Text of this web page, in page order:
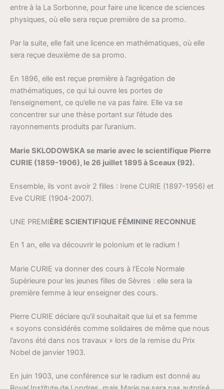
entre à la La Sorbonne, pour faire une licence de sciences
physiques, où elle sera reçue première de sa promo.
Par la suite, elle fait une licence en mathématiques, où elle
sera reçue deuxième de sa promo.
En 1896, elle est reçue première à l’agrégation de
mathématiques, ce qui lui ouvre les portes de
l’enseignement, ce qu’elle ne va pas faire. Elle va se
concentrer sur une thèse portant sur l’étude des
rayonnements produits par l’uranium.
Marie SKLODOWSKA se marie avec le scientifique Pierre
CURIE (1859-1906), le 26 juillet 1895 à Sceaux (92).
Ensemble, ils vont avoir 2 filles : Irene CURIE (1897-1956) et
Eve CURIE (1904-2007).
UNE PREMIÈRE SCIENTIFIQUE FÉMININE RECONNUE
En 1 an, elle va découvrir le polonium et le radium !
Marie CURIE va donner des cours à l’Ecole Normale
Supérieure pour les jeunes filles de Sèvres : elle sera la
première femme à leur enseigner des cours.
Pierre CURIE déclare qu’il souhaitait que lui et sa femme
« soyons considérés comme solidaires de même que nous
l’avons été dans nos travaux » lors de la remise du Prix
Nobel de janvier 1903.
En juin 1903, une conférence sur le radium est donné au